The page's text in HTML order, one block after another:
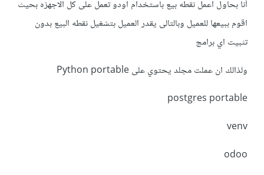
أنا بحاول اعمل نقطه بيع باستخدام اودو تعمل على كل الاجهزه بحيث
اقوم ببيعها للعميل وبالتالى يقدر العميل بتشغيل نقطه البيع بدون
تثبيت اي برامج
ولذالك ان عملت مجلد يحتوي على Python portable
postgres portable
venv
odoo